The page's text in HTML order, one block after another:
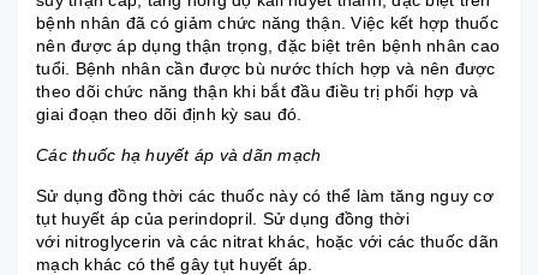
bệnh nhân đã có giảm chức năng thận. Việc kết hợp thuốc
nên được áp dụng thận trọng, đặc biệt trên bệnh nhân cao
tuổi. Bệnh nhân cần được bù nước thích hợp và nên được
theo dõi chức năng thận khi bắt đầu điều trị phối hợp và
giai đoạn theo dõi định kỳ sau đó.
Các thuốc hạ huyết áp và dãn mạch
Sử dụng đồng thời các thuốc này có thể làm tăng nguy cơ
tụt huyết áp của perindopril. Sử dụng đồng thời
với nitroglycerin và các nitrat khác, hoặc với các thuốc dãn
mạch khác có thể gây tụt huyết áp.